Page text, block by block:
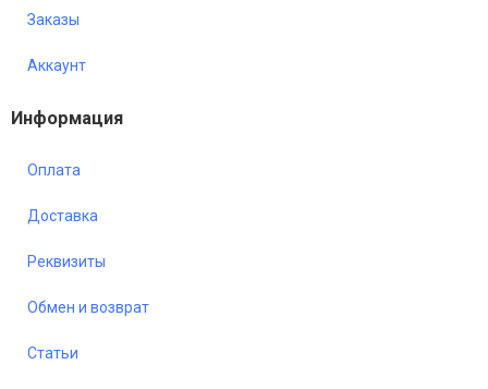
Заказы
Аккаунт
Информация
Оплата
Доставка
Реквизиты
Обмен и возврат
Статьи